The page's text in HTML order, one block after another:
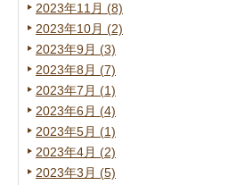
2023年11月 (8)
2023年10月 (2)
2023年9月 (3)
2023年8月 (7)
2023年7月 (1)
2023年6月 (4)
2023年5月 (1)
2023年4月 (2)
2023年3月 (5)